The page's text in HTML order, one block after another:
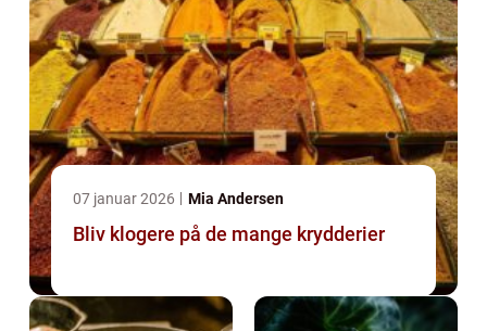
07 januar 2026 Mia Andersen
Bliv klogere på de mange krydderier